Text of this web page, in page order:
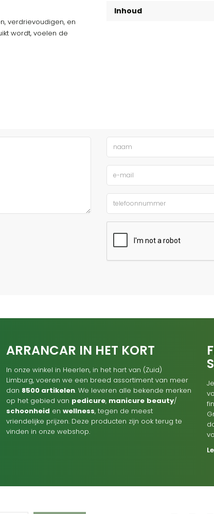
verdrievoudigen, en
wordt, voelen de
Inhoud
ARRANCAR IN HET KORT
In onze winkel in Heerlen, in het hart van (Zuid)
Limburg, voeren we een breed assortiment van meer
dan 8500 artikelen. We leveren alle bekende merken
op het gebied van pedicure, manicure beauty/
schoonheid en wellness, tegen de meest
vriendelijke prijzen. Deze producten zijn ook terug te
vinden in onze webshop.